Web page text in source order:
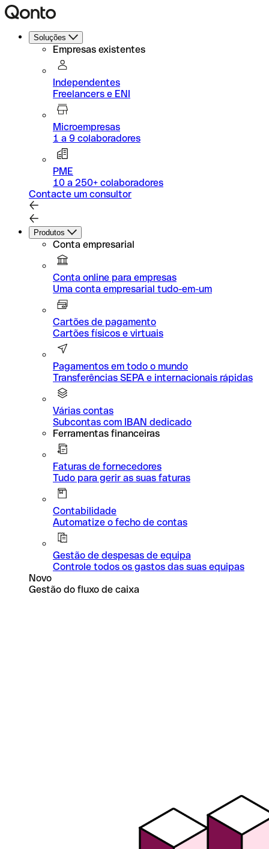
Soluções
Empresas existentes
Independentes
Freelancers e ENI
Microempresas
1 a 9 colaboradores
PME
10 a 250+ colaboradores
Contacte um consultor
Produtos
Conta empresarial
Conta online para empresas
Uma conta empresarial tudo-em-um
Cartões de pagamento
Cartões físicos e virtuais
Pagamentos em todo o mundo
Transferências SEPA e internacionais rápidas
Várias contas
Subcontas com IBAN dedicado
Ferramentas financeiras
Faturas de fornecedores
Tudo para gerir as suas faturas
Contabilidade
Automatize o fecho de contas
Gestão de despesas de equipa
Controle todos os gastos das suas equipas
Novo
Gestão do fluxo de caixa